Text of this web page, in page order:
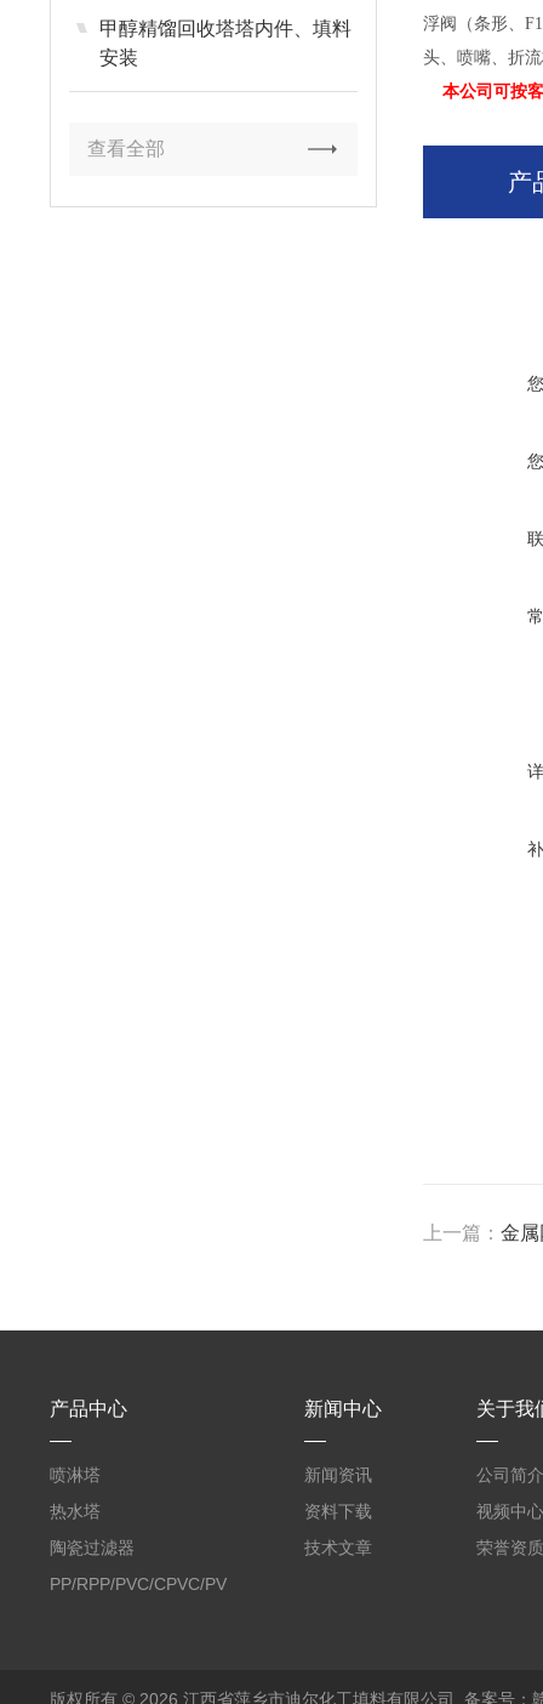
甲醇精馏回收塔塔内件、填料
安装
查看全部
浮阀（条形、
头、喷嘴、折
本公司可按
产
上一篇：金
产品中心
喷淋塔
热水塔
陶瓷过滤器
PP/RPP/PVC/CPVC/PVDF
新闻中心
新闻资讯
资料下载
技术文章
关于我
公司简介
视频中心
荣誉资质
版权所有 © 2026 江西省萍乡市迪尔化工填料有限公司 备案号：